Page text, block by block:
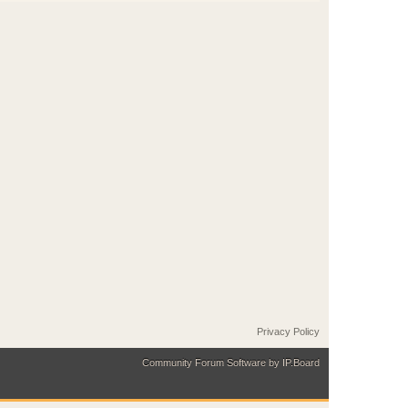
Privacy Policy
Community Forum Software by IP.Board